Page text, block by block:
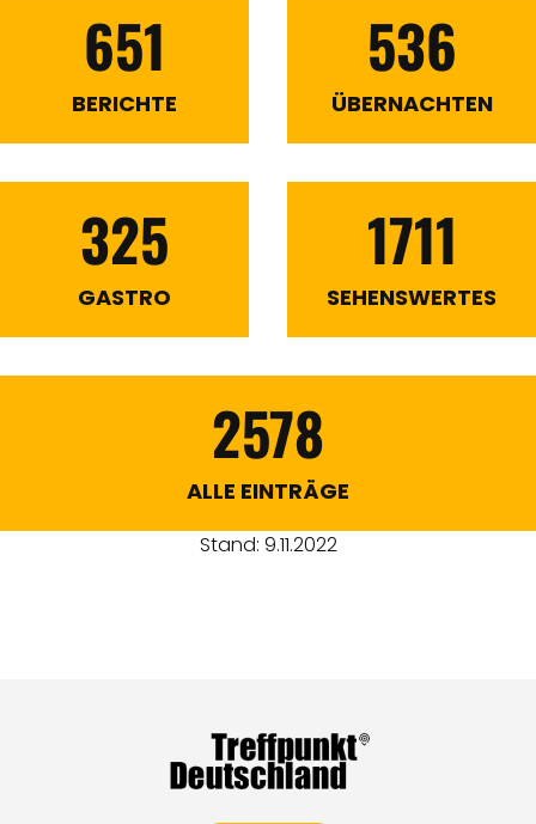
651
BERICHTE
536
ÜBERNACHTEN
325
GASTRO
1711
SEHENSWERTES
2578
ALLE EINTRÄGE
Stand: 9.11.2022